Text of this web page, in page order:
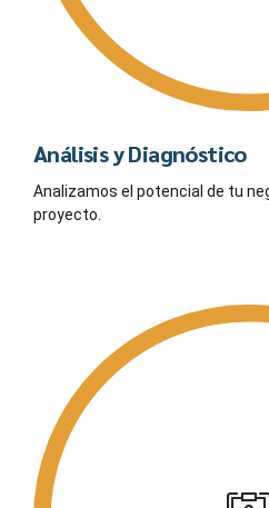
Análisis y Diagnóstico
Analizamos el potencial de tu
proyecto.